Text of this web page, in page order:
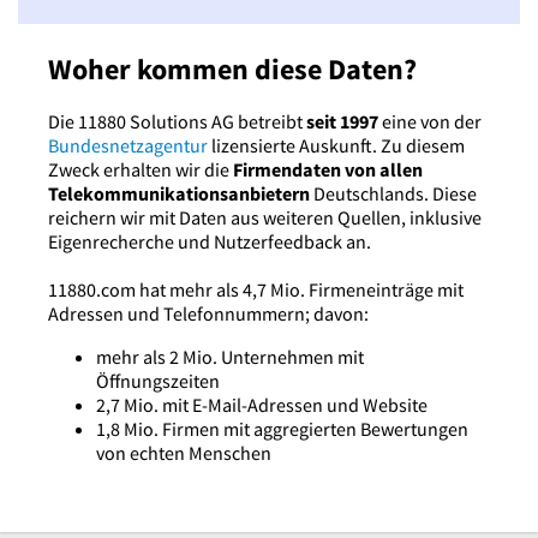
Woher kommen diese Daten?
Die 11880 Solutions AG betreibtseit 1997eine von der
Bundesnetzagentur lizensierte Auskunft. Zu diesem
Zweck erhalten wir die Firmendaten von allen
Telekommunikationsanbietern Deutschlands. Diese
reichern wir mit Daten aus weiteren Quellen, inklusive
Eigenrecherche und Nutzerfeedback an.
11880.com hat mehr als 4,7 Mio. Firmeneinträge mit
Adressen und Telefonnummern; davon:
mehr als 2 Mio. Unternehmen mit
Öffnungszeiten
2,7 Mio. mit E-Mail-Adressen und Website
1,8 Mio. Firmen mit aggregierten Bewertungen
von echten Menschen